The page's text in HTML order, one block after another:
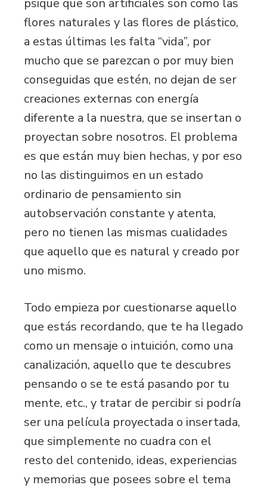
psique que son artificiales son como las
flores naturales y las flores de plástico,
a estas últimas les falta “vida”, por
mucho que se parezcan o por muy bien
conseguidas que estén, no dejan de ser
creaciones externas con energía
diferente a la nuestra, que se insertan o
proyectan sobre nosotros. El problema
es que están muy bien hechas, y por eso
no las distinguimos en un estado
ordinario de pensamiento sin
autobservación constante y atenta,
pero no tienen las mismas cualidades
que aquello que es natural y creado por
uno mismo.
Todo empieza por cuestionarse aquello
que estás recordando, que te ha llegado
como un mensaje o intuición, como una
canalización, aquello que te descubres
pensando o se te está pasando por tu
mente, etc., y tratar de percibir si podría
ser una película proyectada o insertada,
que simplemente no cuadra con el
resto del contenido, ideas, experiencias
y memorias que posees sobre el tema